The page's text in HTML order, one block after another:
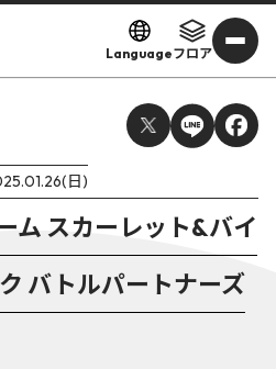
Languageフロア
日)
ム スカーレット&バイ
バトルパートナーズ